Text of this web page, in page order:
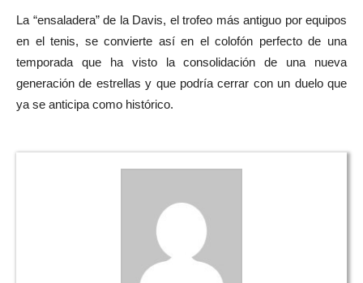
La “ensaladera” de la Davis, el trofeo más antiguo por equipos
en el tenis, se convierte así en el colofón perfecto de una
temporada que ha visto la consolidación de una nueva
generación de estrellas y que podría cerrar con un duelo que
ya se anticipa como histórico.